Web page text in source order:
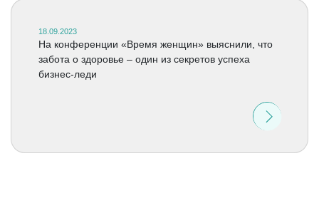
18.09.2023
На конференции «Время женщин» выяснили, что
забота о здоровье – один из секретов успеха
бизнес-леди